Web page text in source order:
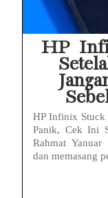
HP
HP Infinix Stuck
Panik, Cek Ini
Rahmat Yanuar
dan memasang